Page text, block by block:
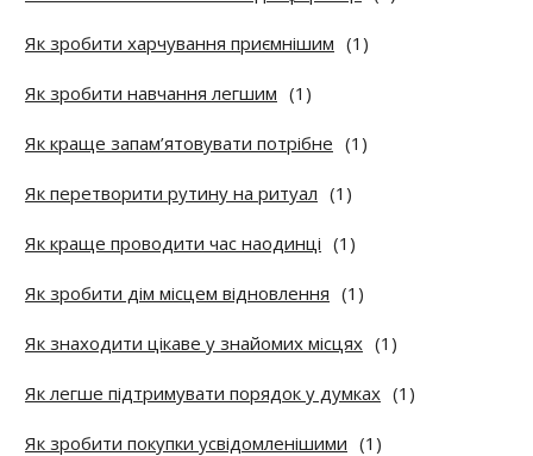
Як зробити харчування приємнішим (1)
Як зробити навчання легшим (1)
Як краще запам’ятовувати потрібне (1)
Як перетворити рутину на ритуал (1)
Як краще проводити час наодинці (1)
Як зробити дім місцем відновлення (1)
Як знаходити цікаве у знайомих місцях (1)
Як легше підтримувати порядок у думках (1)
Як зробити покупки усвідомленішими (1)